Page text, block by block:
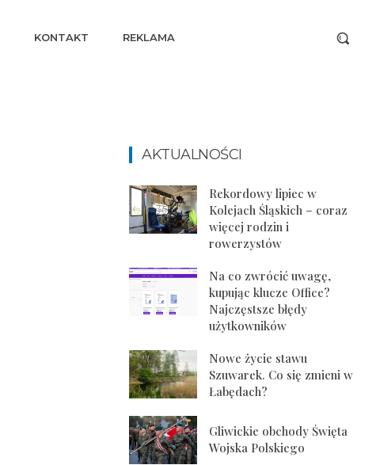
KONTAKT REKLAMA
AKTUALNOŚCI
Rekordowy lipiec w
Kolejach Śląskich – coraz
więcej rodzin i
rowerzystów
Na co zwrócić uwagę,
kupując klucze Office?
Najczęstsze błędy
użytkowników
Nowe życie stawu
Szuwarek. Co się zmieni w
Łabędach?
Gliwickie obchody Święta
Wojska Polskiego